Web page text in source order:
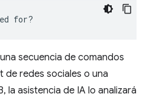
for?
secuencia de comandos
de redes sociales o una
la asistencia de IA lo analizará